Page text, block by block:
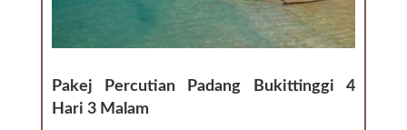
Pakej Percutian Padang Bukittinggi 4
Hari 3 Malam